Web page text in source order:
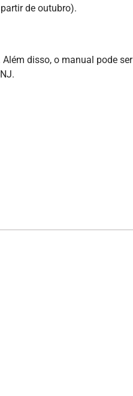
de outubro).
disso, o manual pode ser